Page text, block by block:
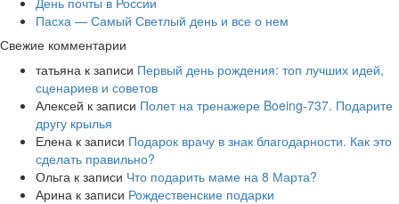
Пасха — Самый Светлый день и все о нем
Свежие комментарии
татьяна к записи Первый день рождения: топ лучших идей,
сценариев и советов
Алексей к записи ​Полет на тренажере Boeing-737. Подарите
другу крылья
Елена к записи Подарок врачу в знак благодарности. Как это
сделать правильно?
Ольга к записи Что подарить маме на 8 Марта?
Арина к записи Рождественские подарки